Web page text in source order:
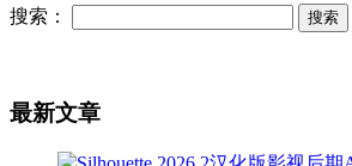
搜索：
最新文章